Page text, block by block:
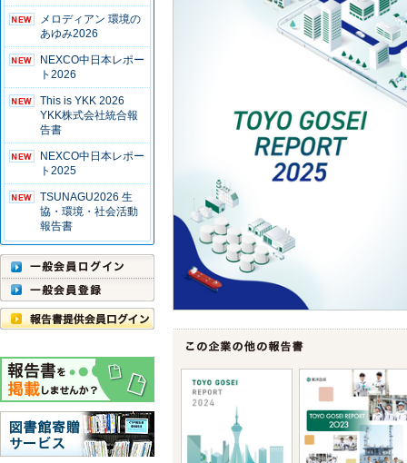
メロディアン 環境の
あゆみ2026
NEXCO中日本レポー
ト2026
This is YKK 2026
YKK株式会社統合報
告書
NEXCO中日本レポー
ト2025
TSUNAGU2026 生
協・環境・社会活動
報告書